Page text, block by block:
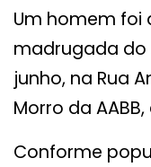
Um homem foi
madrugada do
junho, na Rua
Morro da
Conforme